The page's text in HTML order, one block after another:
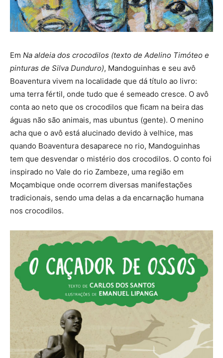
Em Na aldeia dos crocodilos (texto de Adelino Timóteo e
pinturas de Silva Dunduro), Mandoguinhas e seu avô
Boaventura vivem na localidade que dá título ao livro:
uma terra fértil, onde tudo que é semeado cresce. O avô
conta ao neto que os crocodilos que ficam na beira das
águas não são animais, mas ubuntus (gente). O menino
acha que o avô está alucinado devido à velhice, mas
quando Boaventura desaparece no rio, Mandoguinhas
tem que desvendar o mistério dos crocodilos. O conto foi
inspirado no Vale do rio Zambeze, uma região em
Moçambique onde ocorrem diversas manifestações
tradicionais, sendo uma delas a da encarnação humana
nos crocodilos.